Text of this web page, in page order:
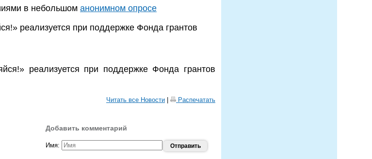
в небольшом анонимном опросе
реализуется при поддержке Фонда грантов
реализуется при поддержке Фонда грантов
Читать все Новости Распечатать
Добавить комментарий
Имя: